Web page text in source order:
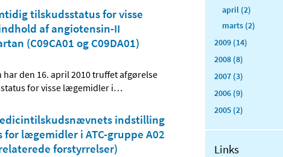
tilskudsstatus for visse
af angiotensin-II
(C09CA01 og C09DA01)
den 16. april 2010 truffet afgørelse
for visse lægemidler i…
indstilling
lægemidler i ATC-gruppe A02
forstyrrelser)
april (2)
marts (2)
2009 (14)
2008 (8)
2007 (3)
2006 (9)
2005 (2)
Links